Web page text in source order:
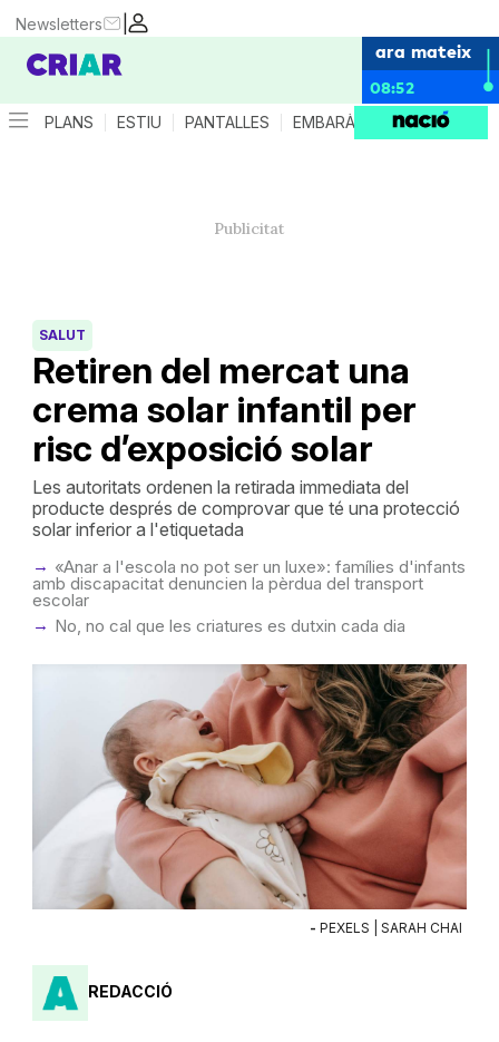
|
Newsletters
ara mateix
08:52
PLANS ESTIU PANTALLES EMBARÀS CRIANÇA
Retiren del mercat una
crema solar infantil per
risc d’exposició solar
SALUT
Les autoritats ordenen la retirada immediata del
producte després de comprovar que té una protecció
solar inferior a l'etiquetada
«Anar a l'escola no pot ser un luxe»: famílies d'infants
amb discapacitat denuncien la pèrdua del transport
escolar
No, no cal que les criatures es dutxin cada dia
- PEXELS | SARAH CHAI
REDACCIÓ